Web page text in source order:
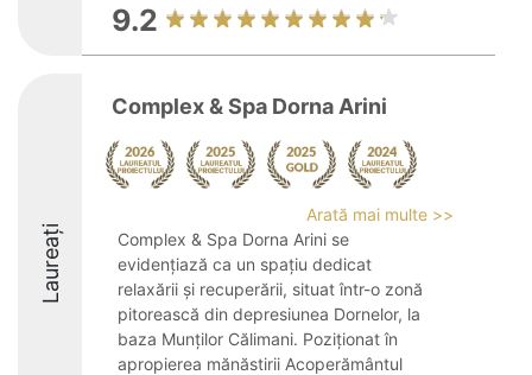
9.2
Laureați
Complex & Spa Dorna Arini
Arată mai multe >>
Complex & Spa Dorna Arini se
evidențiază ca un spațiu dedicat
relaxării și recuperării, situat într-o zonă
pitorească din depresiunea Dornelor, la
baza Munților Călimani. Poziționat în
apropierea mănăstirii Acoperământul